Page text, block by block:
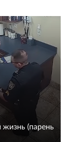
жизнь (парень